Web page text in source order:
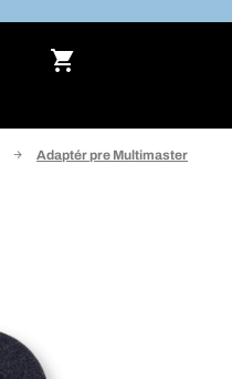
Adaptér pre Multimaster